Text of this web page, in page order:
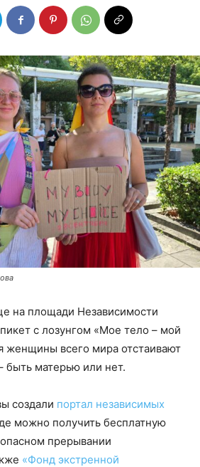
на площади Независимости
с лозунгом «Мое тело – мой
женщины всего мира отстаивают
быть матерью или нет.
создали портал независимых
можно получить бесплатную
прерывании
«Фонд экстренной